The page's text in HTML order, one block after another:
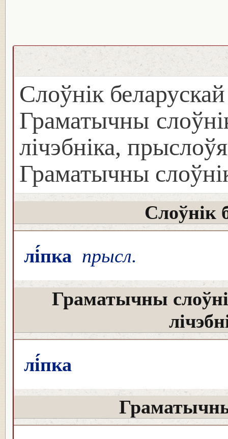
Слоўнік
Граматычны
лічэбніка, прыслоўя
Граматычны
Слоўнік
лі́пка прысл.
Граматычны
лі́пка